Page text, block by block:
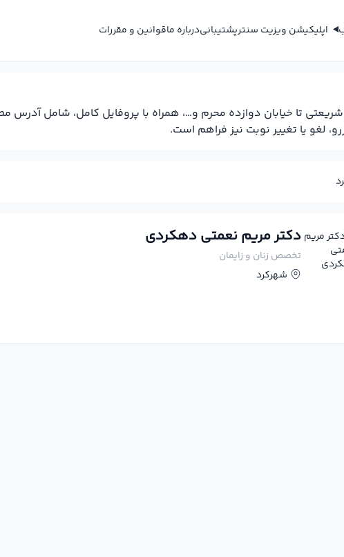
اپلیکیشن ویزیت سنترپشتیبانیدرباره ماقوانین و مقررات
تا خیابان دوازده محرم و…، همراه با پروفایل کامل، شامل
لغو یا تغییر نوبت نیز فراهم است.
دکتر مریم نعمتی دهکردی
تخصص زنان و زایمان
شهرکرد